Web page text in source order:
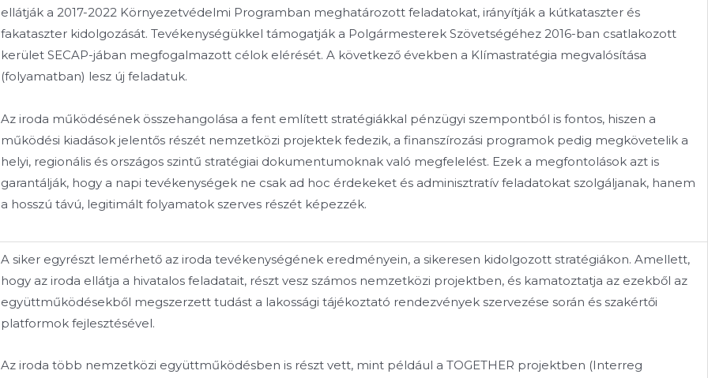
ellátják a 2017-2022 Környezetvédelmi Programban meghatározott feladatokat, irányítják a kútkataszter és
fakataszter kidolgozását. Tevékenységükkel támogatják a Polgármesterek Szövetségéhez 2016-ban csatlakozott
kerület SECAP-jában megfogalmazott célok elérését. A következő években a Klímastratégia megvalósítása
(folyamatban) lesz új feladatuk.
Az iroda működésének összehangolása a fent említett stratégiákkal pénzügyi szempontból is fontos, hiszen a
működési kiadások jelentős részét nemzetközi projektek fedezik, a finanszírozási programok pedig megkövetelik a
helyi, regionális és országos szintű stratégiai dokumentumoknak való megfelelést. Ezek a megfontolások azt is
garantálják, hogy a napi tevékenységek ne csak ad hoc érdekeket és adminisztratív feladatokat szolgáljanak, hanem
a hosszú távú, legitimált folyamatok szerves részét képezzék.
A siker egyrészt lemérhető az iroda tevékenységének eredményein, a sikeresen kidolgozott stratégiákon. Amellett,
hogy az iroda ellátja a hivatalos feladatait, részt vesz számos nemzetközi projektben, és kamatoztatja az ezekből az
együttműködésekből megszerzett tudást a lakossági tájékoztató rendezvények szervezése során és szakértői
platformok fejlesztésével.
Az iroda több nemzetközi együttműködésben is részt vett, mint például a TOGETHER projektben (Interreg